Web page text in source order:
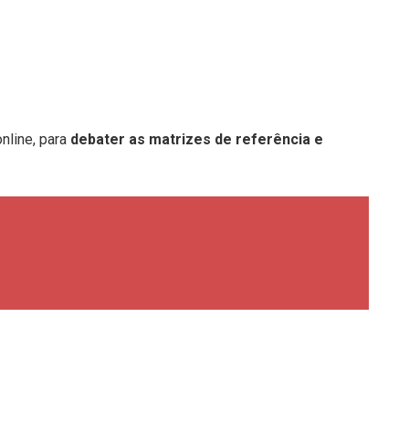
para debater as matrizes de referência e